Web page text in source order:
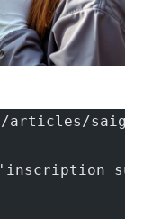
articles/
sur